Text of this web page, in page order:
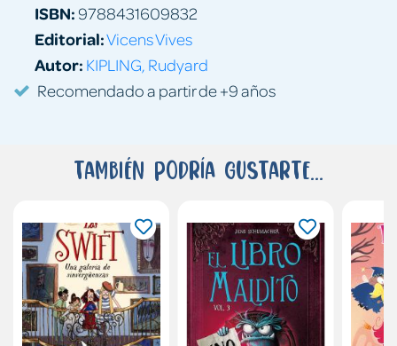
ISBN:9788431609832
Editorial:Vicens Vives
Autor: KIPLING, Rudyard
Recomendado a partir de +9 años
También podría gustarte...